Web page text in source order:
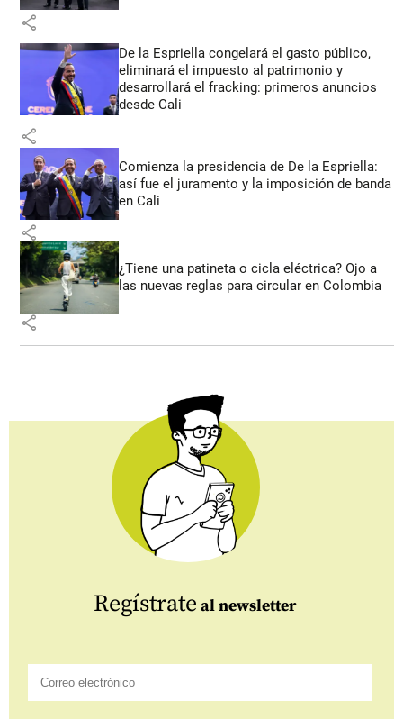
share
De la Espriella congelará el gasto público,
eliminará el impuesto al patrimonio y
desarrollará el fracking: primeros anuncios
desde Cali
share
Comienza la presidencia de De la Espriella:
así fue el juramento y la imposición de banda
en Cali
share
¿Tiene una patineta o cicla eléctrica? Ojo a
las nuevas reglas para circular en Colombia
share
Regístrate al newsletter